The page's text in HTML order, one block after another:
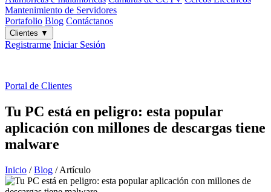
Mantenimiento de Servidores
Portafolio Blog Contáctanos
Clientes ▼
Registrarme Iniciar Sesión
Portal de Clientes
Tu PC está en peligro: esta popular
aplicación con millones de descargas tiene
malware
Inicio / Blog /Artículo